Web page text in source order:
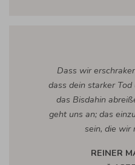
Dass wir
dass dein starker
das Bisdahin
geht uns an; das
sein, die wir
REINER